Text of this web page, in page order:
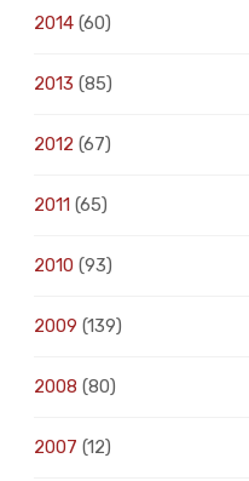
2014(60)
2013 (85)
2012 (67)
2011(65)
2010(93)
2009 (139)
2008 (80)
2007 (12)